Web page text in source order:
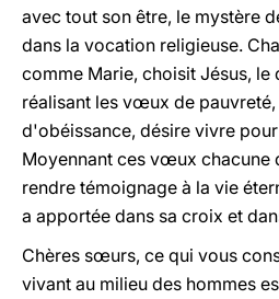
avec tout son être, le mystère
dans la vocation religieuse.
comme Marie, choisit Jésus, le
réalisant les vœux de
d'obéissance, désire vivre
Moyennant ces vœux chacune
rendre témoignage à la vie
a apportée dans sa croix et
Chères sœurs, ce qui vous
vivant au milieu des hommes